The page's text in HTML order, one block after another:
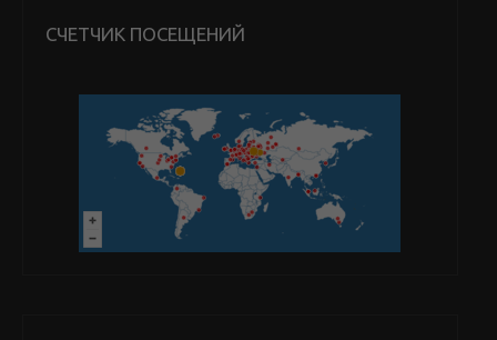
СЧЕТЧИК ПОСЕЩЕНИЙ